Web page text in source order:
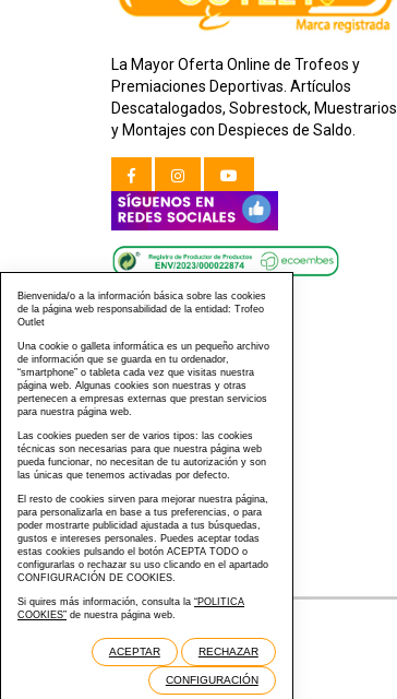
La Mayor Oferta Online de Trofeos y
Premiaciones Deportivas. Artículos
Descatalogados, Sobrestock, Muestrarios
y Montajes con Despieces de Saldo.
Bienvenida/o a la información básica sobre las cookies
de la página web responsabilidad de la entidad: Trofeo
Outlet
Una cookie o galleta informática es un pequeño archivo
de información que se guarda en tu ordenador,
“smartphone” o tableta cada vez que visitas nuestra
página web. Algunas cookies son nuestras y otras
pertenecen a empresas externas que prestan servicios
para nuestra página web.
Las cookies pueden ser de varios tipos: las cookies
técnicas son necesarias para que nuestra página web
pueda funcionar, no necesitan de tu autorización y son
las únicas que tenemos activadas por defecto.
El resto de cookies sirven para mejorar nuestra página,
para personalizarla en base a tus preferencias, o para
poder mostrarte publicidad ajustada a tus búsquedas,
gustos e intereses personales. Puedes aceptar todas
estas cookies pulsando el botón ACEPTA TODO o
configurarlas o rechazar su uso clicando en el apartado
CONFIGURACIÓN DE COOKIES.
Si quires más información, consulta la “POLITICA
COOKIES” de nuestra página web.
ACEPTAR RECHAZAR
CONFIGURACIÓN